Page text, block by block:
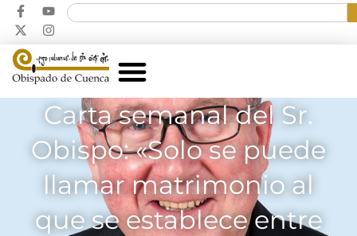
Carta semanal del Sr.
Obispo: «Solo se puede
llamar matrimonio al
que se establece entre